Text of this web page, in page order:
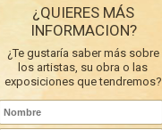
¿QUIERES MÁS
INFORMACION?
¿Te gustaría saber más sobre
los artistas, su obra o las
exposiciones que tendremos?